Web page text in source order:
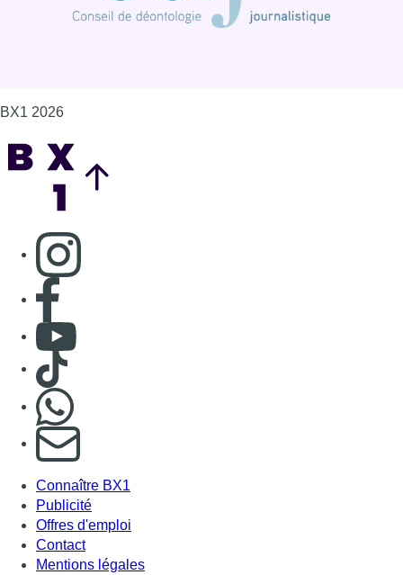
BX1 2026
Consulter page Instagram
Consulter page Facebook
Consulter Youtube
Consulter TikTok
S'abonner à notre newsletter
Connaître BX1
Publicité
Offres d'emploi
Contact
Mentions légales